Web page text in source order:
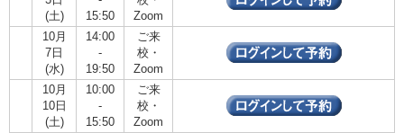
(土)
15:50
Zoom
10月
7日
(水)
14:00
-
19:50
ご来
校・
Zoom
10月
10日
(土)
10:00
-
15:50
ご来
校・
Zoom